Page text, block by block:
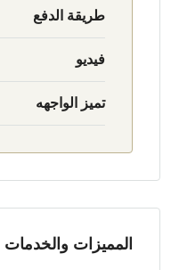
طريقة الدفع
فيديو
تميز الواجهه
المميزات والخدمات